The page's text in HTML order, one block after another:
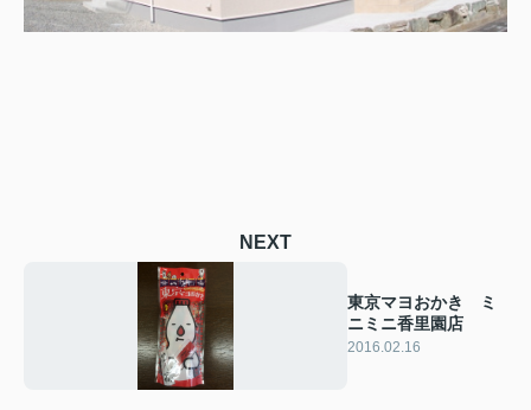
NEXT
東京マヨおかき ミ
ニミニ香里園店
2016.02.16